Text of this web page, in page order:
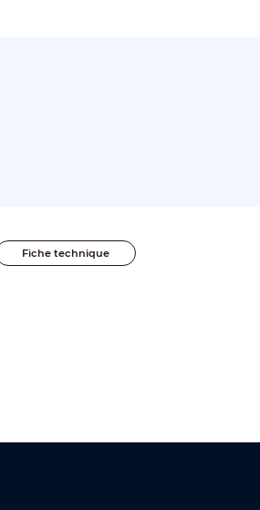
Fiche technique